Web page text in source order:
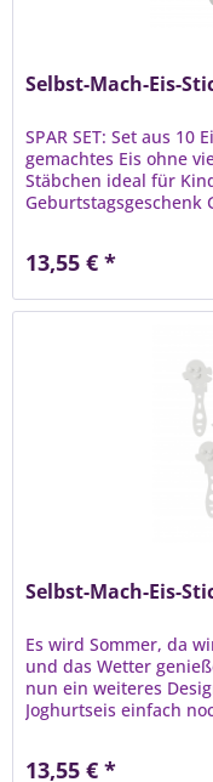
Selbst-Mach-Eis-
SPAR SET: Set aus
gemachtes Eis ohne
Stäbchen ideal für
Geburtstagsgeschenk
13,55 € *
Selbst-Mach-Eis-
Es wird Sommer, da
und das Wetter
nun ein weiteres
Joghurtseis einfach
13,55 € *